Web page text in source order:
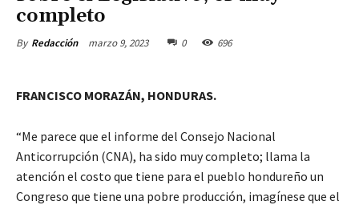
completo
By Redacción marzo 9, 2023 0 696
FRANCISCO MORAZÁN, HONDURAS.
“Me parece que el informe del Consejo Nacional
Anticorrupción (CNA), ha sido muy completo; llama la
atención el costo que tiene para el pueblo hondureño un
Congreso que tiene una pobre producción, imagínese que el